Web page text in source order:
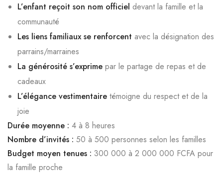
L’enfant reçoit son nom officiel devant la famille et la
communauté
Les liens familiaux se renforcent avec la désignation des
parrains/marraines
La générosité s’exprime par le partage de repas et de
cadeaux
L’élégance vestimentaire témoigne du respect et de la
joie
Durée moyenne : 4 à 8 heures
Nombre d’invités : 50 à 500 personnes selon les familles
Budget moyen tenues : 300 000 à 2 000 000 FCFA pour
la famille proche